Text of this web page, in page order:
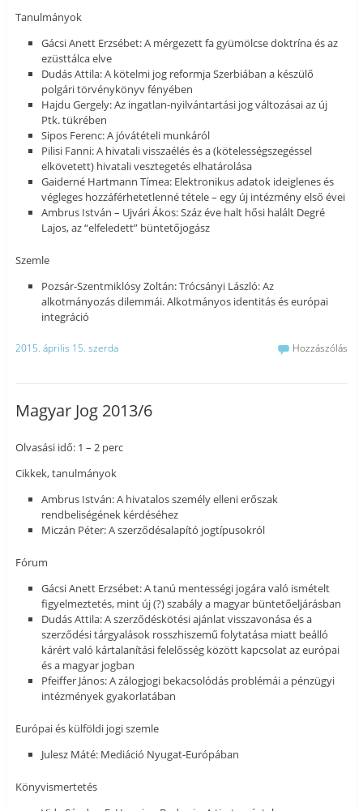
Tanulmányok
Gácsi Anett Erzsébet: A mérgezett fa gyümölcse doktrína és az
ezüsttálca elve
Dudás Attila: A kötelmi jog reformja Szerbiában a készülő
polgári törvénykönyv fényében
Hajdu Gergely: Az ingatlan-nyilvántartási jog változásai az új
Ptk. tükrében
Sipos Ferenc: A jóvátételi munkáról
Pilisi Fanni: A hivatali visszaélés és a (kötelességszegéssel
elkövetett) hivatali vesztegetés elhatárolása
Gaiderné Hartmann Tímea: Elektronikus adatok ideiglenes és
végleges hozzáférhetetlenné tétele – egy új intézmény első évei
Ambrus István – Ujvári Ákos: Száz éve halt hősi halált Degré
Lajos, az “elfeledett” büntetőjogász
Szemle
Pozsár-Szentmiklósy Zoltán: Trócsányi László: Az
alkotmányozás dilemmái. Alkotmányos identitás és európai
integráció
2015. április 15. szerda Hozzászólás
Magyar Jog 2013/6
Olvasási idő: 1 – 2 perc
Cikkek, tanulmányok
Ambrus István: A hivatalos személy elleni erőszak
rendbeliségének kérdéséhez
Miczán Péter: A szerződésalapító jogtípusokról
Fórum
Gácsi Anett Erzsébet: A tanú mentességi jogára való ismételt
figyelmeztetés, mint új (?) szabály a magyar büntetőeljárásban
Dudás Attila: A szerződéskötési ajánlat visszavonása és a
szerződési tárgyalások rosszhiszemű folytatása miatt beálló
kárért való kártalanítási felelősség között kapcsolat az európai
és a magyar jogban
Pfeiffer János: A zálogjogi bekacsolódás problémái a pénzügyi
intézmények gyakorlatában
Európai és külföldi jogi szemle
Julesz Máté: Mediáció Nyugat-Európában
Könyvismertetés